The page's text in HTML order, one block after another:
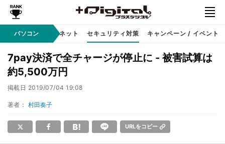
パソコン
ソフト インターネット セキュリティ対策 キャンペーン / イベント
7pay決済で全チャージが停止に - 被害試算は
約5,500万円
掲載日 2019/07/04 19:08
著者： 村田奏子
URLをコピー